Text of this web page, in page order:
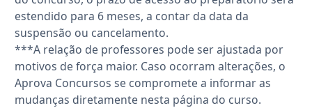
estendido para 6 meses, a contar da data da
suspensão ou cancelamento.
***A relação de professores pode ser ajustada por
motivos de força maior. Caso ocorram alterações, o
Aprova Concursos se compromete a informar as
mudanças diretamente nesta página do curso.